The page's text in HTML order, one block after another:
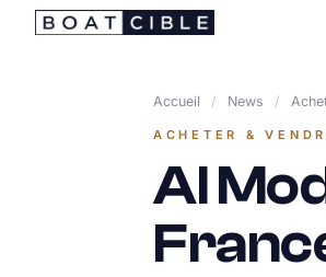
Passer
Accueil / News /
ACHETER &
AI